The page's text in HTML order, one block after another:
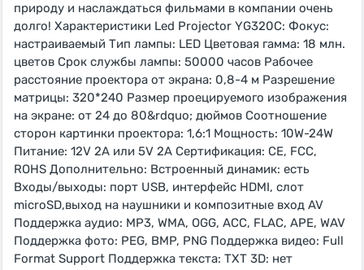
природу и наслаждаться фильмами в компании очень
долго! Характеристики Led Projector YG320C: Фокус:
настраиваемый Тип лампы: LED Цветовая гамма: 18 млн.
цветов Срок службы лампы: 50000 часов Рабочее
расстояние проектора от экрана: 0,8-4 м Разрешение
матрицы: 320*240 Размер проецируемого изображения
на экране: от 24 до 80&rdquo; дюймов Соотношение
сторон картинки проектора: 1,6:1 Мощность: 10W-24W
Питание: 12V 2A или 5V 2A Сертификация: CE, FCC,
ROHS Дополнительно: Встроенный динамик: есть
Входы/выходы: порт USB, интерфейс HDMI, слот
microSD,выход на наушники и композитные вход AV
Поддержка аудио: MP3, WMA, OGG, ACC, FLAC, APE, WAV
Поддержка фото: PEG, BMP, PNG Поддержка видео: Full
Format Support Поддержка текста: TXT 3D: нет